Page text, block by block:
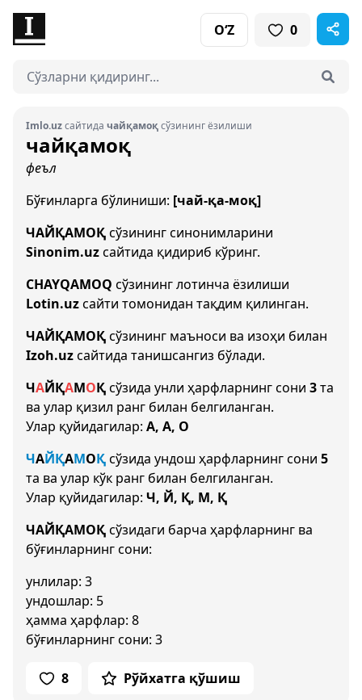
O‘Z 0
Imlo.uzсайтида чайқамоқсўзининг ёзилиши
чайқамоқ
феъл
Бўғинларга бўлиниши: [чай-қа-моқ]
ЧАЙҚАМОҚсўзининг синонимларини
Sinonim.uzсайтида қидириб кўринг.
CHAYQAMOQ сўзининг лотинча ёзилиши
Lotin.uzсайти томонидан тақдим қилинган.
ЧАЙҚАМОҚсўзининг маъноси ва изоҳи билан
Izoh.uzсайтида танишсангиз бўлади.
ЧАЙҚАМОҚсўзида унли ҳарфларнинг сони 3та
ва улар қизил ранг билан белгиланган.
Улар қуйидагилар: А, А, О
ЧАЙҚАМОҚсўзида ундош ҳарфларнинг сони 5
та ва улар кўк ранг билан белгиланган.
Улар қуйидагилар: Ч, Й, Қ, М, Қ
ЧАЙҚАМОҚсўзидаги барча ҳарфларнинг ва
бўғинларнинг сони:
унлилар: 3
ундошлар: 5
ҳамма ҳарфлар: 8
бўғинларнинг сони: 3
8 Рўйхатга қўшиш